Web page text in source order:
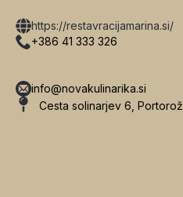
https://restavracijamarina.si/
+386 41 333 326
info@novakulinarika.si
Cesta solinarjev 6, Portorož